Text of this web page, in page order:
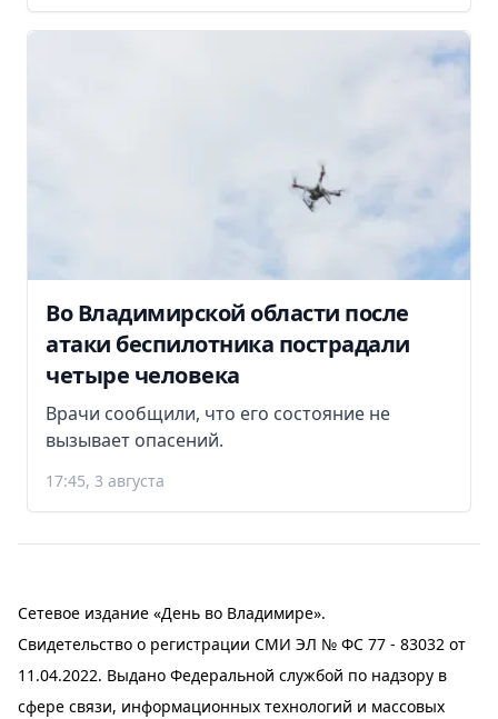
Во Владимирской области после
атаки беспилотника пострадали
четыре человека
Врачи сообщили, что его состояние не
вызывает опасений.
17:45, 3 августа
Сетевое издание «День во Владимире».
Свидетельство о регистрации СМИ ЭЛ № ФС 77 - 83032 от
11.04.2022. Выдано Федеральной службой по надзору в
сфере связи, информационных технологий и массовых